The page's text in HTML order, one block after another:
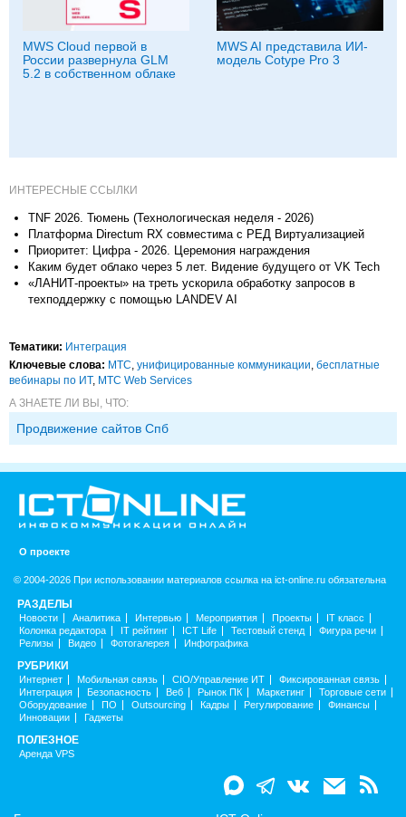
MWS Cloud первой в
России развернула GLM
5.2 в собственном облаке
MWS AI представила ИИ-
модель Cotype Pro 3
ИНТЕРЕСНЫЕ ССЫЛКИ
TNF 2026. Тюмень (Технологическая неделя - 2026)
Платформа Directum RX совместима с РЕД Виртуализацией
Приоритет: Цифра - 2026. Церемония награждения
Каким будет облако через 5 лет. Видение будущего от VK Tech
«ЛАНИТ-проекты» на треть ускорила обработку запросов в
техподдержку с помощью LANDEV AI
Тематики: Интеграция
Ключевые слова: МТС унифицированные коммуникации бесплатные
вебинары по ИТ, МТС Web Services
А ЗНАЕТЕ ЛИ ВЫ, ЧТО:
Продвижение сайтов Спб
О проекте
© 2004-2026 При использовании материалов ссылка на ict-online.ru обязательна
РАЗДЕЛЫ
Новости Аналитика Интервью Мероприятия Проекты
IT класс
Колонка редактора
IT рейтинг ICT Life Тестовый стенд
Фигура речи
Релизы
Видео Фотогалерея Инфографика
РУБРИКИ
Интернет Мобильная связь CIO/Управление ИТ
Фиксированная связь
Интеграция
Безопасность Веб Рынок ПК Маркетинг
Торговые сети
Оборудование
ПО Outsourcing Кадры Регулирование
Финансы
Инновации
Гаджеты
ПОЛЕЗНОЕ
Аренда VPS